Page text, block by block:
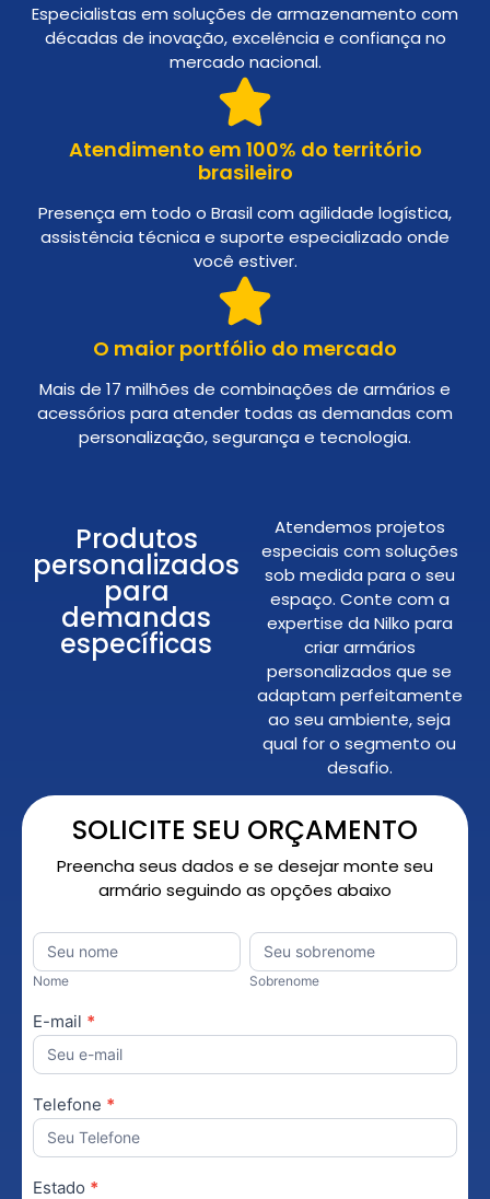
Especialistas em soluções de armazenamento com
décadas de inovação, excelência e confiança no
mercado nacional.
Atendimento em 100% do território
brasileiro
Presença em todo o Brasil com agilidade logística,
assistência técnica e suporte especializado onde
você estiver.
O maior portfólio do mercado
Mais de 17 milhões de combinações de armários e
acessórios para atender todas as demandas com
personalização, segurança e tecnologia.
Produtos
personalizados
para
demandas
específicas
Atendemos projetos
especiais com soluções
sob medida para o seu
espaço. Conte com a
expertise da Nilko para
criar armários
personalizados que se
adaptam perfeitamente
ao seu ambiente, seja
qual for o segmento ou
desafio.
SOLICITE SEU ORÇAMENTO
Preencha seus dados e se desejar monte seu
armário seguindo as opções abaixo
Personalizado
Nome
Nome
Sobrenome
Sobrenome
E-mail *
Telefone *
Estado *